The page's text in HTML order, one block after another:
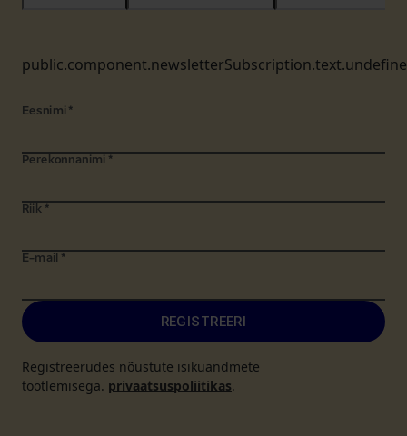
Eesnimi *
Perekonnanimi *
Riik *
E-mail *
REGISTREERI
Registreerudes nõustute isikuandmete
töötlemisega. privaatsuspoliitikas.